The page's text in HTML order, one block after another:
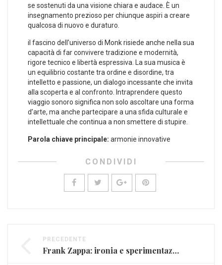
se sostenuti da una visione chiara e audace. È un
insegnamento prezioso ‌per chiunque aspiri a creare
qualcosa di nuovo e duraturo.
il fascino dell’universo di ⁢Monk risiede anche​ nella sua
capacità di far convivere tradizione e modernità,
rigore tecnico e libertà espressiva. La sua musica⁤ è
un equilibrio costante tra ordine e disordine, tra
intelletto e passione,‍ un dialogo incessante che invita
alla scoperta‌ e‍ al confronto. Intraprendere questo
viaggio sonoro significa non solo ascoltare ​una forma
d’arte, ma anche‍ partecipare ‍a una sfida culturale e
intellettuale che continua a non smettere di stupire.
Parola chiave⁢ principale: ⁤armonie innovative
CONDIVIDI
PRECEDENTE
Frank Zappa: ironia e sperimentazione